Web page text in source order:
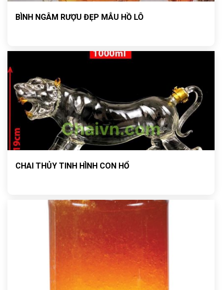
BÌNH NGÂM RƯỢU ĐẸP MẪU HỒ LÔ
CHAI THỦY TINH HÌNH CON HỔ